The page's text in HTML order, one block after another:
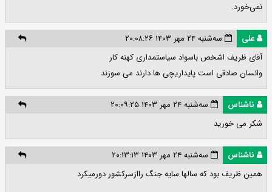
نمی‌خورد.
علی
سه‌شنبه ۲۴ مهر ۱۴۰۳ ۲۰:۰۸:۲۶
آقای ظریف اشخص باسواد سیاستمداری کهنه کار
وانسان صادقی است پایداریچی ها دارند می سوزند
ناشناس
سه‌شنبه ۲۴ مهر ۱۴۰۳ ۲۰:۰۹:۲۵
شکر می خورید
ناشناس
سه‌شنبه ۲۴ مهر ۱۴۰۳ ۲۰:۱۳:۱۳
همین ظریف بود که سالها سایه جنگ راازسرکشور دورمیکرد